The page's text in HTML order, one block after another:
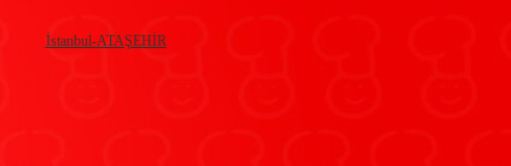
İstanbul-ATAŞEHİR